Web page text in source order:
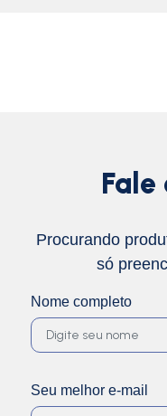
Fale
Procurando
só
Nome completo
Seu melhor e-mail